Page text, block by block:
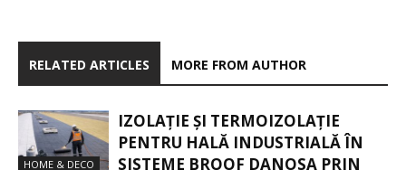
RELATED ARTICLES MORE FROM AUTHOR
HOME & DECO
IZOLAȚIE ȘI TERMOIZOLAȚIE
PENTRU HALĂ INDUSTRIALĂ ÎN
SISTEME BROOF DANOSA PRIN